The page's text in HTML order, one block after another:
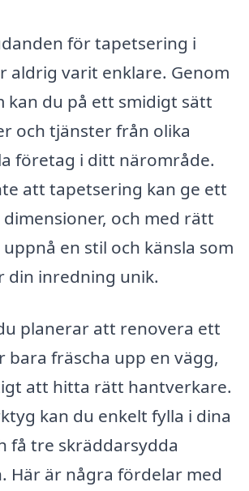
för tapetsering i
aldrig varit enklare. Genom
du på ett smidigt sätt
och tjänster från olika
företag i ditt närområde.
att tapetsering kan ge ett
och med rätt
en stil och känsla som
din inredning unik.
planerar att renovera ett
bara fräscha upp en vägg,
att hitta rätt hantverkare.
kan du enkelt fylla i dina
få tre skräddarsydda
Här är några fördelar med